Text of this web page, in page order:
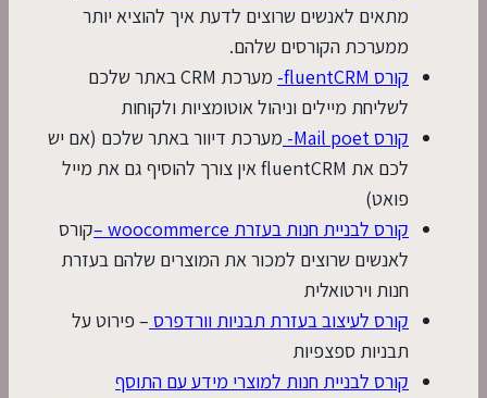
מתאים לאנשים שרוצים לדעת איך להוציא יותר
ממערכת הקורסים שלהם.
קורס fluentCRM-
מערכת CRM באתר שלכם
לשליחת מיילים וניהול אוטומציות ולקוחות
קורס Mail poet-
מערכת דיוור באתר שלכם (אם יש
לכם את fluentCRM אין צורך להוסיף גם את מייל
פואט)
קורס לבניית חנות בעזרת woocommerce –
קורס
לאנשים שרוצים למכור את המוצרים שלהם בעזרת
חנות וירטואלית
קורס לעיצוב בעזרת תבניות וורדפרס – פירוט על
תבניות ספצפיות
קורס לבניית חנות למוצרי מידע עם התוסף